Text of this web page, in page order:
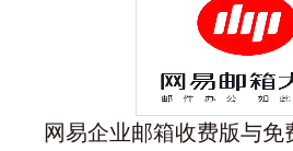
网易企业邮箱收费版与免